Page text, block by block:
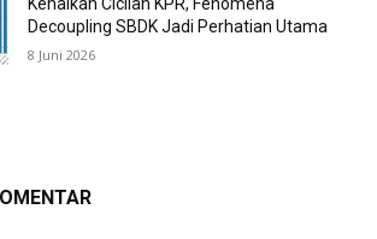
Decoupling SBDK Jadi Perhatian Utama
8 Juni 2026